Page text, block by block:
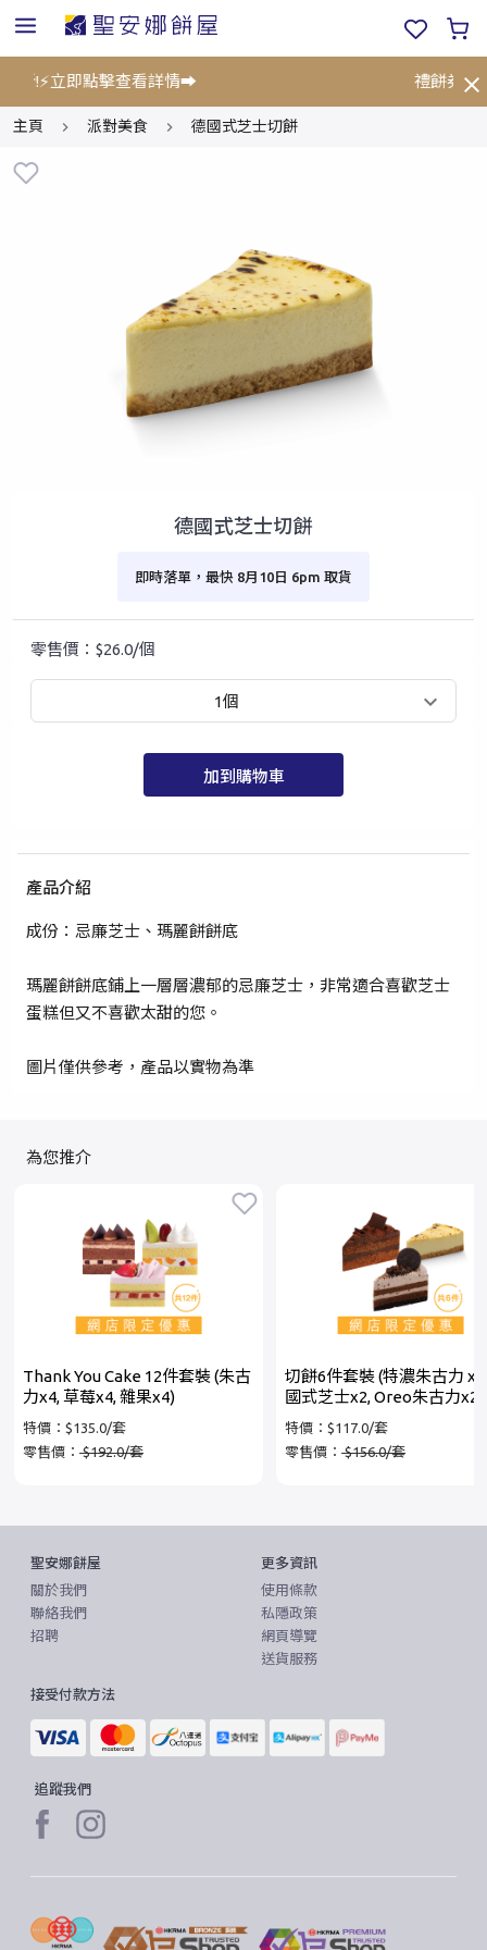
+852
密碼*
成為 Cake Easy 會員
折!⚡立即點擊查看詳情➡️ 禮餅券限
主頁 派對美食 德國式芝士切餅
德國式芝士切餅
即時落單，最快 8月10日 6pm 取貨
零售價：$26.0/個
1個
加到購物車
產品介紹
成份：忌廉芝士、瑪麗餅餅底
瑪麗餅餅底鋪上一層層濃郁的忌廉芝士，非常適合喜歡芝士
蛋糕但又不喜歡太甜的您。
圖片僅供參考，產品以實物為準
為您推介
Thank You Cake 12件套裝 (朱古
力x4, 草莓x4, 雜果x4)
特價：$135.0/套
零售價： $192.0/套
切餅6件套裝 (特濃朱古力
國式芝士x2, Oreo朱古力x2)
特價：$117.0/套
零售價：$156.0/套
聖安娜餅屋
關於我們
聯絡我們
招聘
更多資訊
使用條款
私隱政策
網頁導覽
送貨服務
接受付款方法
追蹤我們